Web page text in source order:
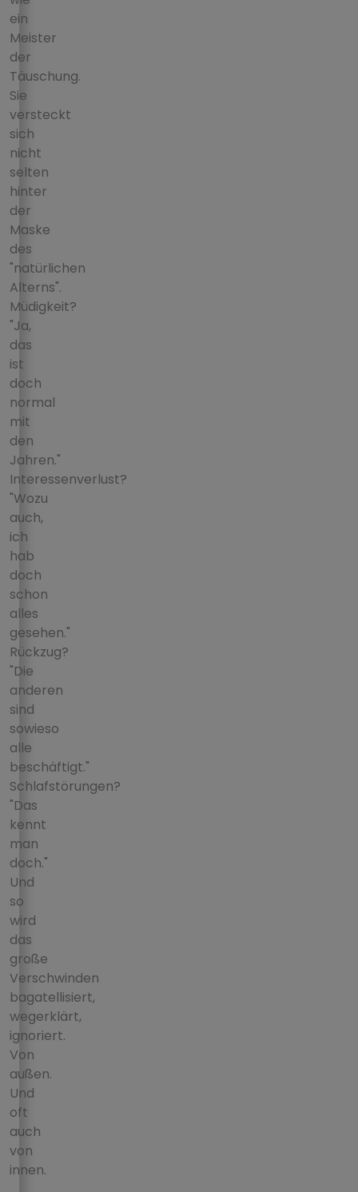
ein
Meister
der
Täuschung.
Sie
versteckt
sich
nicht
selten
hinter
der
Maske
des
"natürlichen
Alterns".
Müdigkeit?
"Ja,
das
ist
doch
normal
mit
den
Jahren."
Interessenverlust?
"Wozu
auch,
ich
hab
doch
schon
alles
gesehen."
Rückzug?
"Die
anderen
sind
sowieso
alle
beschäftigt."
Schlafstörungen?
"Das
kennt
man
doch."
Und
so
wird
das
große
Verschwinden
bagatellisiert,
wegerklärt,
ignoriert.
Von
außen.
Und
oft
auch
von
innen.